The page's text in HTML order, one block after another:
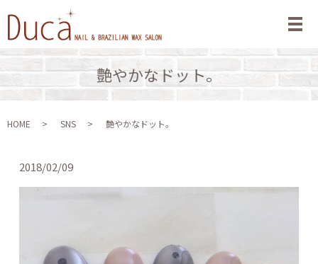
メ
艶やかなドット。
HOME SNS 艶やかなドット。
2018/02/09